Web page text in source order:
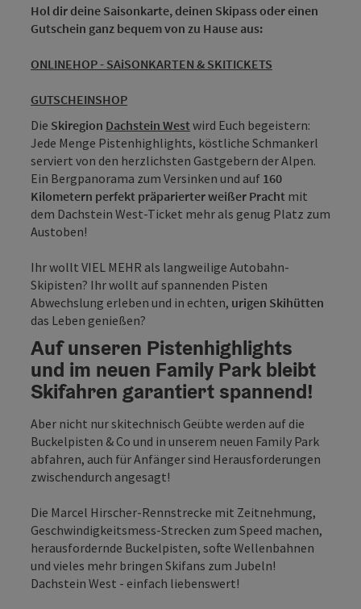
Hol dir deine Saisonkarte, deinen Skipass oder einen
Gutschein ganz bequem von zu Hause aus:
ONLINEHOP - SAiSONKARTEN & SKITICKETS
GUTSCHEINSHOP
Die Skiregion Dachstein Westwird Euch begeistern:
Jede Menge Pistenhighlights, köstliche Schmankerl
serviert von den herzlichsten Gastgebern der Alpen.
Ein Bergpanorama zum Versinken und auf 160
Kilometern perfekt präparierter weißer Pracht mit
dem Dachstein West-Ticket mehr als genug Platz zum
Austoben!
Ihr wollt VIEL MEHR als langweilige Autobahn-
Skipisten? Ihr wollt auf spannenden Pisten
Abwechslung erleben und in echten, urigen Skihütten
das Leben genießen?
Auf unseren Pistenhighlights
und im neuen Family Park bleibt
Skifahren garantiert spannend!
Aber nicht nur skitechnisch Geübte werden auf die
Buckelpisten & Co und in unserem neuen Family Park
abfahren, auch für Anfänger sind Herausforderungen
zwischendurch angesagt!
Die Marcel Hirscher-Rennstrecke mit Zeitnehmung,
Geschwindigkeitsmess-Strecken zum Speed machen,
herausfordernde Buckelpisten, softe Wellenbahnen
und vieles mehr bringen Skifans zum Jubeln!
Dachstein West - einfach liebenswert!